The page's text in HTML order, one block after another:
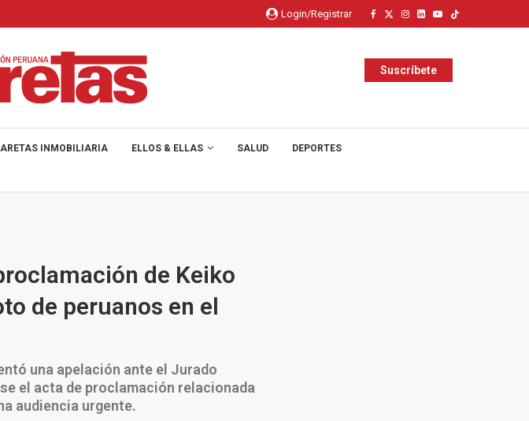
Login/Registrar
Suscríbete
INMOBILIARIA ELLOS & ELLAS SALUD DEPORTES
de Keiko
de peruanos en el
una apelación ante el Jurado
el acta de proclamación relacionada
audiencia urgente.